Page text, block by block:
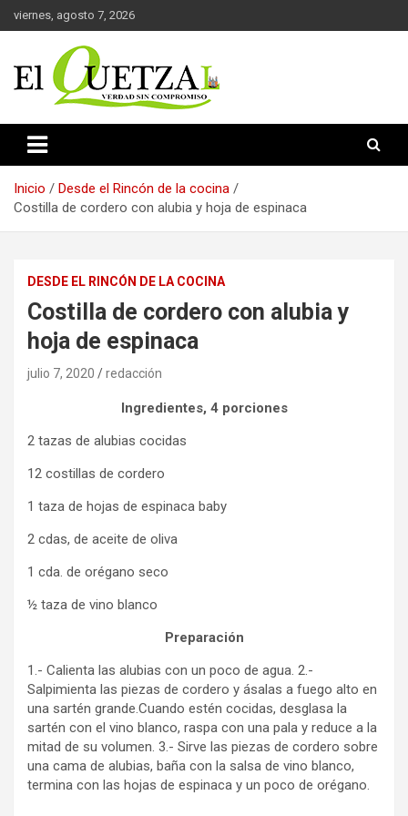
Saltar
al
viernes, agosto 7, 2026
El Quetzal de Cholula
Inicio
Desde el Rincón de la cocina
Costilla de cordero con alubia y hoja de espinaca
DESDE EL RINCÓN DE LA COCINA
Costilla de cordero con alubia y
hoja de espinaca
julio 7, 2020 redacción
Ingredientes, 4 porciones
2 tazas de alubias cocidas
12 costillas de cordero
1 taza de hojas de espinaca baby
2 cdas, de aceite de oliva
1 cda. de orégano seco
½ taza de vino blanco
Preparación
1.- Calienta las alubias con un poco de agua. 2.-
Salpimienta las piezas de cordero y ásalas a fuego alto en
una sartén grande.Cuando estén cocidas, desglasa la
sartén con el vino blanco, raspa con una pala y reduce a la
mitad de su volumen. 3.- Sirve las piezas de cordero sobre
una cama de alubias, baña con la salsa de vino blanco,
termina con las hojas de espinaca y un poco de orégano.